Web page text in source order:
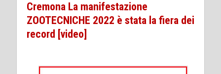
Cremona La manifestazione
ZOOTECNICHE 2022 è stata la fiera dei
record [video]